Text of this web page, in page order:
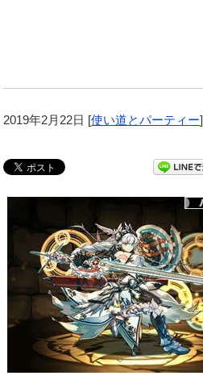
2019年2月22日 [使い道とパーティー]